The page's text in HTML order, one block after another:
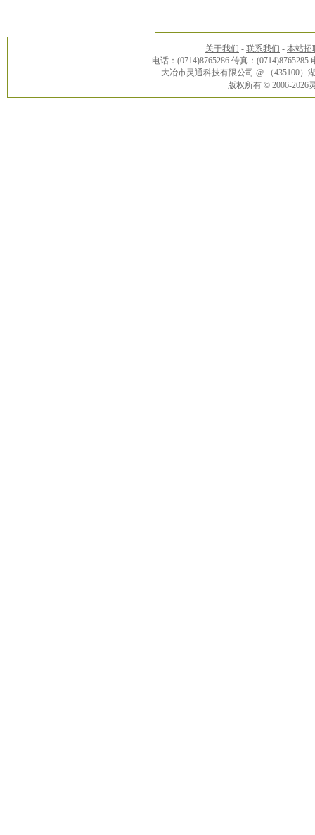
关于我们 - 联系我们 - 本站招
电话：(0714)8765286 传真：(0714)8765285
大冶市灵通科技有限公司 @ （435100
版权所有 © 2006-2026